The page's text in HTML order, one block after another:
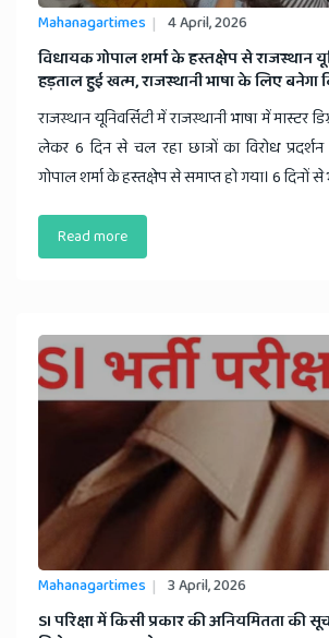
Mahanagartimes 4 April, 2026
​विधायक गोपाल शर्मा के हस्तक्षेप से राजस्थान
हड़ताल हुई खत्म, राजस्थानी भाषा के लिए बनेगा
राजस्थान यूनिवर्सिटी में राजस्थानी भाषा में मास्टर
लेकर 6 दिन से चल रहा छात्रों का विरोध
गोपाल शर्मा के हस्तक्षेप से समाप्त हो गया। 6 दिनों
Read more
Mahanagartimes 3 April, 2026
​SI परिक्षा में किसी प्रकार की अनियमितता की